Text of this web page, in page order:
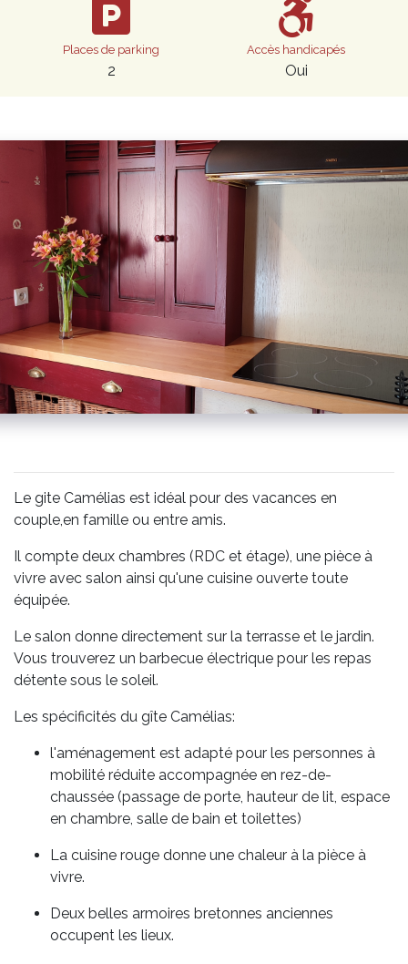
Places de parking
2
Accès handicapés
Oui
Le gite Camélias est idéal pour des vacances en
couple,en famille ou entre amis.
Il compte deux chambres (RDC et étage), une pièce à
vivre avec salon ainsi qu'une cuisine ouverte toute
équipée.
Le salon donne directement sur la terrasse et le jardin.
Vous trouverez un barbecue électrique pour les repas
détente sous le soleil.
Les spécificités du gîte Camélias:
l'aménagement est adapté pour les personnes à
mobilité réduite accompagnée en rez-de-
chaussée (passage de porte, hauteur de lit, espace
en chambre, salle de bain et toilettes)
La cuisine rouge donne une chaleur à la pièce à
vivre.
Deux belles armoires bretonnes anciennes
occupent les lieux.